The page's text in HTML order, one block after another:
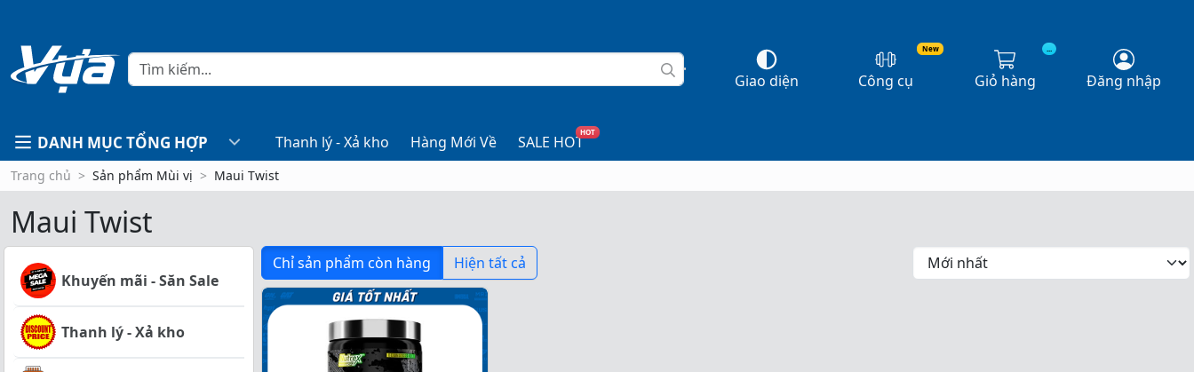
Giao diện
New
Công cụ
...
Giỏ hàng Đăng nhập
DANH MỤC TỔNG HỢP Thanh lý - Xả kho Hàng Mới Về SALE HOT
HOT
Trang chủ Sản phẩm Mùi vị Maui Twist
Maui Twist
Khuyến mãi - Săn Sale
Thanh lý - Xả kho
Chỉ sản phẩm còn hàng Hiện tất cả